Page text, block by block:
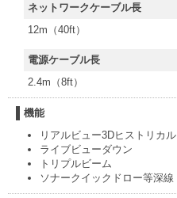
ネットワークケーブル長
12m（40ft）
電源ケーブル長
2.4m（8ft）
機能
リアルビュー3Dヒストリカル
ライブビューダウン
トリプルビーム
ソナークイックドロー等深線